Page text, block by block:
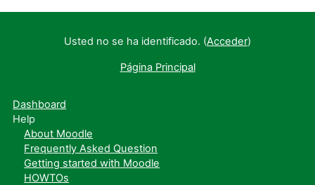
Usted no se ha identificado. (Acceder)
Página Principal
Dashboard
Help
About Moodle
Frequently Asked Question
Getting started with Moodle
HOWTOs